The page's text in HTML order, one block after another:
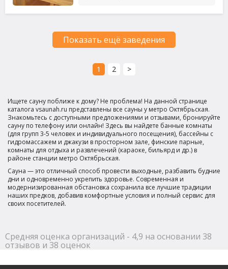
Показать ещё заведения
1 2 >
Ищете сауну поближе к дому? Не проблема! На данной странице
каталога vsaunah.ru представлены все сауны у метро Октябрьская.
Знакомьтесь с доступными предложениями и отзывами, бронируйте
сауну по телефону или онлайн! Здесь вы найдете банные комнаты
(для групп 3-5 человек и индивидуального посещения), бассейны с
гидромассажем и джакузи в просторном зале, финские парные,
комнаты для отдыха и развлечений (караоке, бильярд и др.) в
районе станции метро Октябрьская.
Сауна — это отличный способ провести выходные, разбавить будние
дни и одновременно укрепить здоровье. Современная и
модернизированная обстановка сохранила все лучшие традиции
наших предков, добавив комфортные условия и полный сервис для
своих посетителей.
Средняя оценка организаций - 4,9 на основании 38
отзывов и 38 оценок